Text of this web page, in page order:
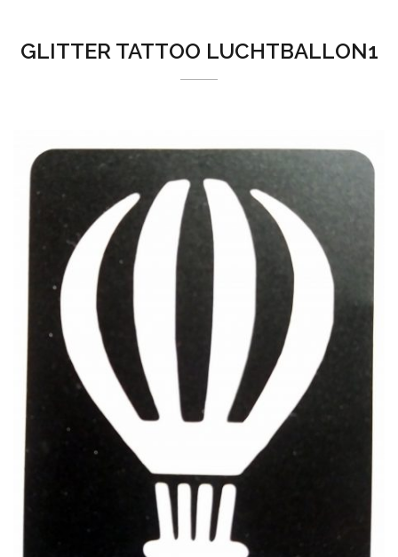
GLITTER TATTOO LUCHTBALLON1